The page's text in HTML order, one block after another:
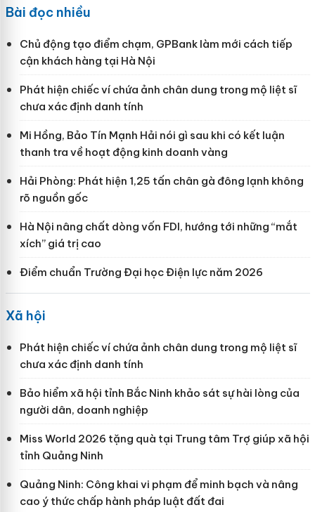
Bài đọc nhiều
Chủ động tạo điểm chạm, GPBank làm mới cách tiếp
cận khách hàng tại Hà Nội
Phát hiện chiếc ví chứa ảnh chân dung trong mộ liệt sĩ
chưa xác định danh tính
Mi Hồng, Bảo Tín Mạnh Hải nói gì sau khi có kết luận
thanh tra về hoạt động kinh doanh vàng
Hải Phòng: Phát hiện 1,25 tấn chân gà đông lạnh không
rõ nguồn gốc
Hà Nội nâng chất dòng vốn FDI, hướng tới những “mắt
xích” giá trị cao
Điểm chuẩn Trường Đại học Điện lực năm 2026
Xã hội
Phát hiện chiếc ví chứa ảnh chân dung trong mộ liệt sĩ
chưa xác định danh tính
Bảo hiểm xã hội tỉnh Bắc Ninh khảo sát sự hài lòng của
người dân, doanh nghiệp
Miss World 2026 tặng quà tại Trung tâm Trợ giúp xã hội
tỉnh Quảng Ninh
Quảng Ninh: Công khai vi phạm để minh bạch và nâng
cao ý thức chấp hành pháp luật đất đai